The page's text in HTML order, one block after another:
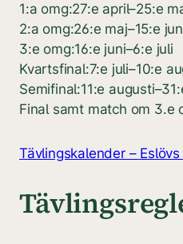
1:a omg:27:e april–25:e
2:a omg:26:e maj–15:e
3:e omg:16:e juni–6:e juli
Kvartsfinal:7:e juli–10:e
Semifinal:11:e
Final samt match om 3.e
Tävlingskalender –